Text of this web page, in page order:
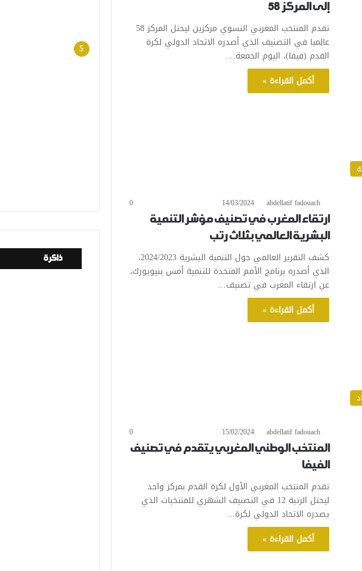
إلى المركز 58
تقدم المنتخب المغربي النسوي مركزين ليحتل المركز 58
عالميا في التصنيف الذي أصدره الاتحاد الدولي لكرة
القدم (فيفا)، اليوم الجمعة.…
أكمل القراءة »
abdellatif fadouach
14/03/2024
0
ارتقاء المغرب في تصنيف مؤشر التنمية
البشرية العالمي بثلاث رتب
كشف التقرير العالمي حول التنمية البشرية 2024/2023،
الذي أصدره برنامج الأمم المتحدة للتنمية أمس بنيويورك،
عن ارتقاء المغرب في تصنيف…
أكمل القراءة »
abdellatif fadouach
15/02/2024
0
المنتخب الوطني المغربي يتقدم في تصنيف
الفيفا
تقدم المنتخب المغربي الأول لكرة القدم بمركز واحد
ليحتل الرتبة 12 في التصنيف الشهري للمنتخبات الذي
يصدره الاتحاد الدولي لكرة…
أكمل القراءة »
ذاكرة